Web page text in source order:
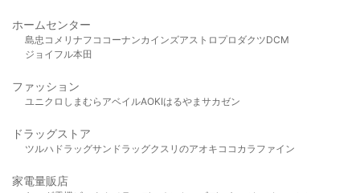
ホームセンター
島忠 コメリ ナフコ コーナンカインズアストロプロダクツDCM
ジョイフル本田
ファッション
ユニクロ しまむら アベイルAOKIはるやま サカゼン
ドラッグストア
ツルハドラッグサンドラッグクスリのアオキ ココカラファイン
家電量販店